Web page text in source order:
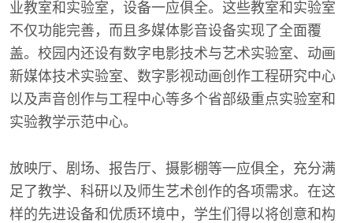
业教室和实验室，设备一应俱全。这些教室和实验室
不仅功能完善，而且多媒体影音设备实现了全面覆
盖。校园内还设有数字电影技术与艺术实验室、动画
新媒体技术实验室、数字影视动画创作工程研究中心
以及声音创作与工程中心等多个省部级重点实验室和
实验教学示范中心。
放映厅、剧场、报告厅、摄影棚等一应俱全，充分满
足了教学、科研以及师生艺术创作的各项需求。在这
样的先进设备和优质环境中，学生们得以将创意和构